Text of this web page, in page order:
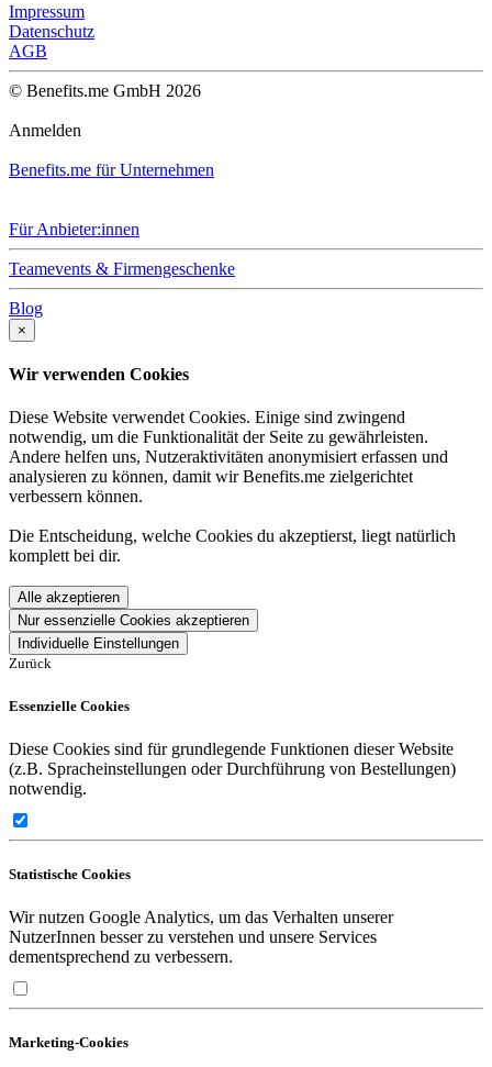
Impressum
Datenschutz
AGB
© Benefits.me GmbH 2026
Anmelden
Benefits.me für Unternehmen
Für Anbieter:innen
Teamevents & Firmengeschenke
Blog
×
Wir verwenden Cookies
Diese Website verwendet Cookies. Einige sind zwingend
notwendig, um die Funktionalität der Seite zu gewährleisten.
Andere helfen uns, Nutzeraktivitäten anonymisiert erfassen und
analysieren zu können, damit wir Benefits.me zielgerichtet
verbessern können.
Die Entscheidung, welche Cookies du akzeptierst, liegt natürlich
komplett bei dir.
Alle akzeptieren
Nur essenzielle Cookies akzeptieren
Individuelle Einstellungen
Zurück
Essenzielle Cookies
Diese Cookies sind für grundlegende Funktionen dieser Website
(z.B. Spracheinstellungen oder Durchführung von Bestellungen)
notwendig.
Statistische Cookies
Wir nutzen Google Analytics, um das Verhalten unserer
NutzerInnen besser zu verstehen und unsere Services
dementsprechend zu verbessern.
Marketing-Cookies